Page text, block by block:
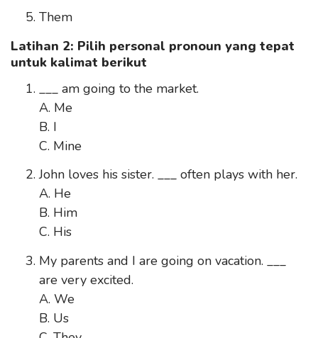
Them
Latihan 2: Pilih personal pronoun yang tepat
untuk kalimat berikut
___ am going to the market.
A. Me
B. I
C. Mine
John loves his sister. ___ often plays with her.
A. He
B. Him
C. His
My parents and I are going on vacation. ___
are very excited.
A. We
B. Us